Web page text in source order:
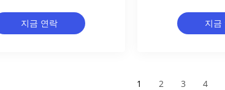
지금 연락 지금
1 2 3 4